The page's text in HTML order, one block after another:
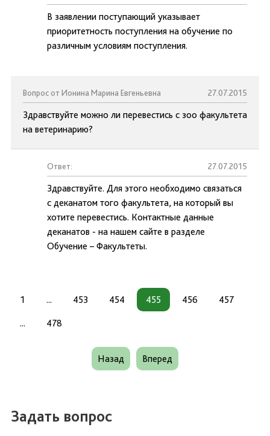
В заявлении поступающий указывает
приоритетность поступления на обучение по
различным условиям поступления.
Вопрос от Ионина Марина Евгеньевна 27.07.2015
Здравствуйте можно ли перевестись с зоо факультета
на ветеринарию?
Ответ: 27.07.2015
Здравствуйте. Для этого необходимо связаться
с деканатом того факультета, на который вы
хотите перевестись. Контактные данные
деканатов - на нашем сайте в разделе
Обучение – Факультеты.
1 ... 453 454 455 456 457
... 478
Назад Вперед
Задать вопрос